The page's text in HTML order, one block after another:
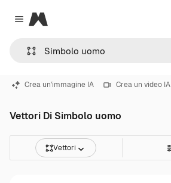
Close menu
Magnific
Crea un'immagine IA Crea un video IA
Vettori Di Simbolo uomo
Vettori